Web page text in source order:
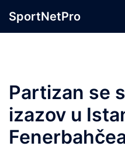
SportNetPro
Partizan se
izazov u